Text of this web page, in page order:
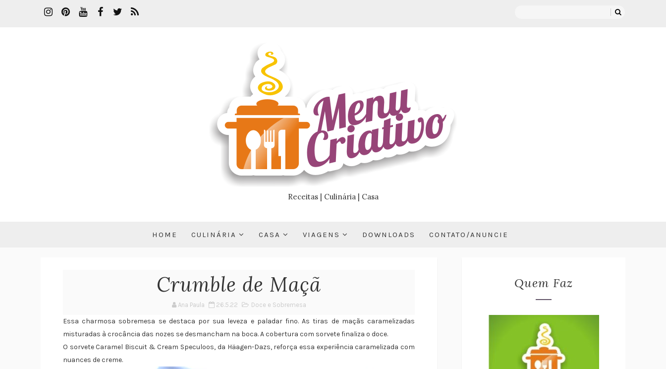
Receitas | Culinária | Casa
HOME CULINÁRIA CASA VIAGENS DOWNLOADS CONTATO/ANUNCIE
Crumble de Maçã
Ana Paula 26.5.22 Doce e Sobremesa
Essa charmosa sobremesa se destaca por sua leveza e paladar fino. As tiras de maçãs caramelizadas
misturadas à crocância das nozes se desmancham na boca. A cobertura com sorvete finaliza o doce.
O sorvete Caramel Biscuit & Cream Speculoos, da Häagen-Dazs, reforça essa experiência caramelizada com
nuances de creme.
Quem Faz